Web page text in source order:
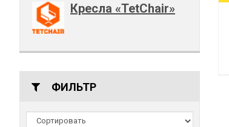
Кресла «TetChair»
ФИЛЬТР